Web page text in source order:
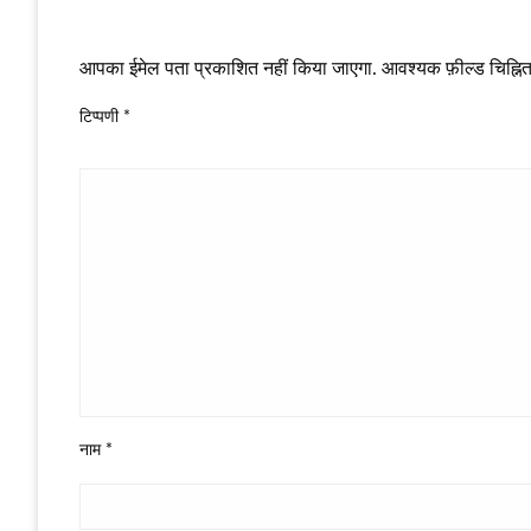
आपका ईमेल पता प्रकाशित नहीं किया जाएगा. आवश्यक फ़ील्ड
टिप्पणी *
नाम *